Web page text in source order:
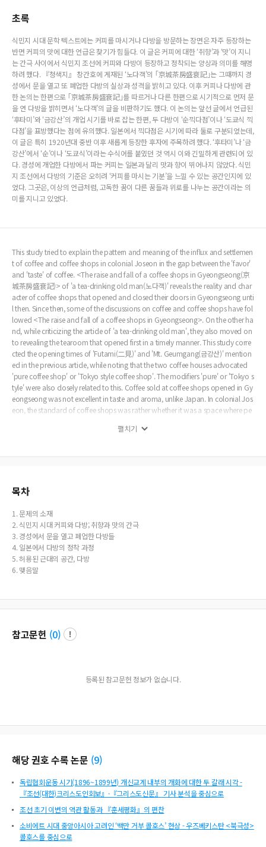
초록
식민지 시대 문학 텍스트에는 커피를 마시거나 다방을 방문하는 장면은 자주 등장하는
반면 커피의 맛에 대한 언급은 찾기가 힘들다. 이 글은 커피에 대한 ‘취향’과 ‘맛’이 지니
는 간극 사이에서 식민지 조선에 커피와 다방이 등장하고 정착되는 양상과 의미를 해명
하려 했다. 『청색지』 창간호에 게재된 ‘노다객’의 ｢京城茶房盛衰記｣는 그때까지 경
성에서 문을 열고 또 폐업한 다방의 실상과 성격을 밝히고 있다. 이후 커피나 다방에 관
한 논의는 한편으로 ｢京城茶房盛衰記｣를 따르거나 다른 한편으로 시기적으로 먼저 문
을 연 다방을 밝히면서 ‘노다객’의 글을 비판하기도 했다. 이 논의는 앞선 글에서 언급된
‘후타미’와 ‘금강산’의 개업 시기를 바로 잡는 한편, 두 다방이 ‘순끽다점’이나 ‘도쿄식 끽
다점’을 표방했다는 점에 유의했다. 일본에서 끽다점은 시기에 따라 둘로 구분되었는데,
이 글은 특히 1920년대 중반 이후 새롭게 등장한 후자에 주목하려 했다. ‘후타미’나 ‘금
강산’에서 ‘순’이나 ‘도쿄식’이라는 수식어를 붙였던 것 역시 이와 긴밀하게 관련되어 있
다. 경성에 개업한 다방에서 파는 커피는 일본과 달리 맛과 향이 뛰어나지 않았다. 식민
지 조선에서 다방의 기준은 오히려 ‘커피를 마시는 기분’을 느낄 수 있는 공간인지에 있
었다. 그곳은, 이상의 언급처럼, 고독한 꿈이 다른 꿈들과 위로를 나누는 공간이라는 의
미를 지니고 있었다.
This study tried to explain the pattern and meaning of the influx and settlemen
t of coffee and coffee shops in colonial Joseon in the gap between the 'favor'
and 'taste' of coffee. <The raise and fall of a coffee shops in Gyeongseong(京
城茶房盛衰記)> of 'a tea-drinking old man(노다객)' reveals the reality and char
acter of coffee shops that opened and closed their doors in Gyeongseong unti
l then. Since then, some of the discussions on coffee and coffee shops have fol
lowed <The raise and fall of a coffee shops in Gyeongseong>. On the other ha
nd, while criticizing the article of 'a tea-drinking old man', they also moved on
to revealing the tearoom that opened first in a timely manner. This study corre
cted the opening times of 'Futami(二見)' and 'Mt. Geumgang(금강산)' mention
ed in the previous article, while noting that the two coffee houses advocated
'pure coffee shop' or 'Tokyo style coffee shop'. The modifiers 'pure' or 'Tokyo s
tyle' were also closely related to this. Coffee sold at coffee shops opened in Gy
eongseong was not excellent in taste and aroma, unlike Japan. In colonial Jos
eon, the standard of coffee shops was rather whether it was a space where pe
a space where lonely dreams shared comfort with other dreams.
펼치기
목차
1. 문제의 소재
2. 식민지 시대 커피와 다방; 취향과 맛의 간극
3. 경성에서 문을 열고 폐업한 다방들
4. 일본에서 다방의 정착 과정
5. 허용된 근대의 공간, 다방
6. 맺음말
참고문헌 (0)
등록된 참고문헌 정보가 없습니다.
해당 권호 수록 논문 (9)
독립협회운동 시기(1896~1899년) 개신교계 내부의 개화에 대한 두 갈래 시각 -
『조선(대한)크리스도인회보』·『그리스도신문』 기사 분석을 중심으로
조선 초기 이변의 역관 활동과 『훈세평화』의 편찬
소비에트 시대 중앙아시아 고려인 ‘백만 거부 콜호스’ 현상 - 우즈베키스탄 <북극성>
콜호스를 중심으로